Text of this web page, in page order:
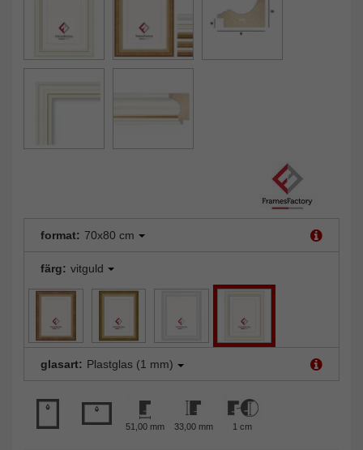
format: 70x80 cm
färg: vitguld
glasart: Plastglas (1 mm)
51,00 mm 33,00 mm 1 cm